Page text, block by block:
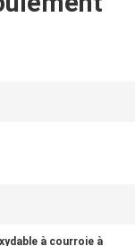
à courroie à